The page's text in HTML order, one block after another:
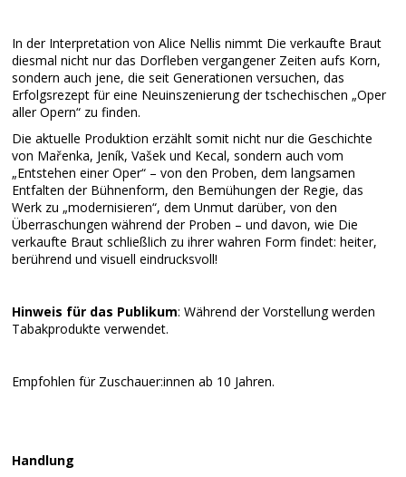
In der Interpretation von Alice Nellis nimmt Die verkaufte Braut
diesmal nicht nur das Dorfleben vergangener Zeiten aufs Korn,
sondern auch jene, die seit Generationen versuchen, das
Erfolgsrezept für eine Neuinszenierung der tschechischen „Oper
aller Opern“ zu finden.
Die aktuelle Produktion erzählt somit nicht nur die Geschichte
von Mařenka, Jeník, Vašek und Kecal, sondern auch vom
„Entstehen einer Oper“ – von den Proben, dem langsamen
Entfalten der Bühnenform, den Bemühungen der Regie, das
Werk zu „modernisieren“, dem Unmut darüber, von den
Überraschungen während der Proben – und davon, wie Die
verkaufte Braut schließlich zu ihrer wahren Form findet: heiter,
berührend und visuell eindrucksvoll!
Hinweis für das Publikum: Während der Vorstellung werden
Tabakprodukte verwendet.
Empfohlen für Zuschauer:innen ab 10 Jahren.
Handlung